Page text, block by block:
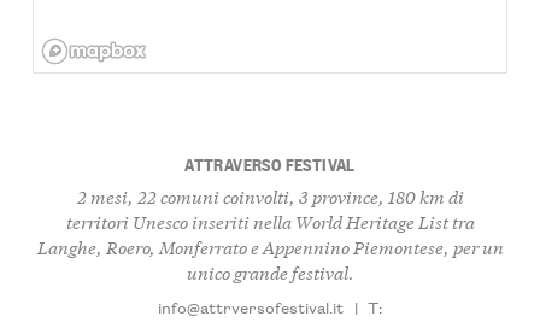
ATTRAVERSO FESTIVAL
2 mesi, 22 comuni coinvolti, 3 province, 180 km di
territori Unesco inseriti nella World Heritage List tra
Langhe, Roero, Monferrato e Appennino Piemontese, per un
unico grande festival.
info@attrversofestival.it | T: